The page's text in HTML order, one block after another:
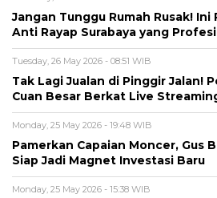
Jangan Tunggu Rumah Rusak! Ini
Anti Rayap Surabaya yang
Tuesday, 26 May 2026 - 08:51 WIB
Tak Lagi Jualan di Pinggir Jalan!
Cuan Besar Berkat Live
Monday, 25 May 2026 - 19:48 WIB
Pamerkan Capaian Moncer, Gus
Siap Jadi Magnet Investasi Baru
Monday, 25 May 2026 - 15:38 WIB